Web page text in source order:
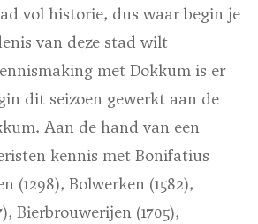
vol historie, dus waar begin je
van deze stad wilt
met Dokkum is er
dit seizoen gewerkt aan de
Aan de hand van een
kennis met Bonifatius
(1298), Bolwerken (1582),
Bierbrouwerijen (1705),